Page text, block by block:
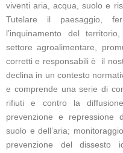
viventi aria, acqua, suolo e
Tutelare il paesaggio,
l’inquinamento del
settore agroalimentare,
corretti e responsabili è il
declina in un contesto
e comprende una serie di
rifiuti e contro la
prevenzione e repressione
suolo e dell’aria;
prevenzione del dissesto